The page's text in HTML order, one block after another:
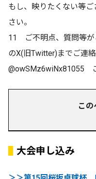
もし、映りたくない等
さい。
11 ご不明点、質問等が
のX(旧Twitter)までご連
@owSMz6wiNx81055
こ
大会申し込み